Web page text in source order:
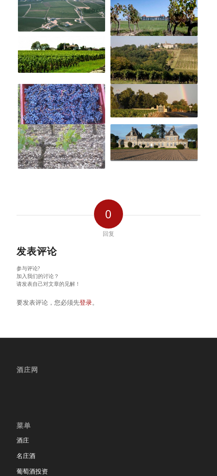
0
回复
发表评论
参与评论?
加入我们的讨论？
请发表自己对文章的见解！
要发表评论，您必须先登录。
酒庄网
菜单
酒庄
名庄酒
葡萄酒投资